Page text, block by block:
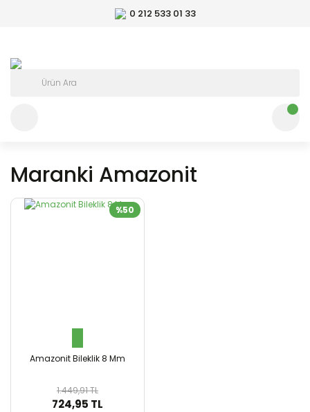
0 212 533 01 33
Maranki Amazonit
%50
Amazonit Bileklik 8 Mm
1.449,91 TL
724,95 TL